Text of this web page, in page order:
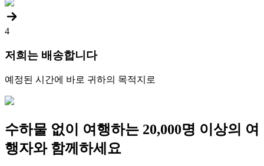
4
저희는 배송합니다
예정된 시간에 바로 귀하의 목적지로
수하물 없이 여행하는 20,000명 이상의 여
행자와 함께하세요